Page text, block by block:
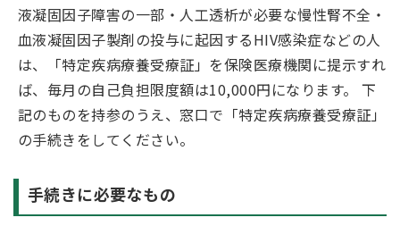
液凝固因子障害の一部・人工透析が必要な慢性腎不全・
血液凝固因子製剤の投与に起因するHIV感染症などの人
は、「特定疾病療養受療証」を保険医療機関に提示すれ
ば、毎月の自己負担限度額は10,000円になります。 下
記のものを持参のうえ、窓口で「特定疾病療養受療証」
の手続きをしてください。
手続きに必要なもの